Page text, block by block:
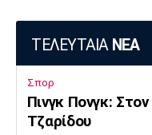
ΤΕΛΕΥΤΑΙΑ ΝΕΑ
Σπορ
Πινγκ Πονγκ:
Τζαρίδου